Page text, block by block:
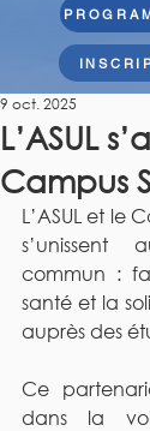
L’ASUL
Campus
9 oct. 2025
L’ASUL et le
s’unissent
commun :
santé et la
auprès des
Ce
dans la